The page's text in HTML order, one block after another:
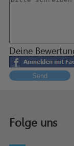
Deine
Send
Folge uns